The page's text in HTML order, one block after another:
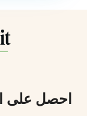
احصل على